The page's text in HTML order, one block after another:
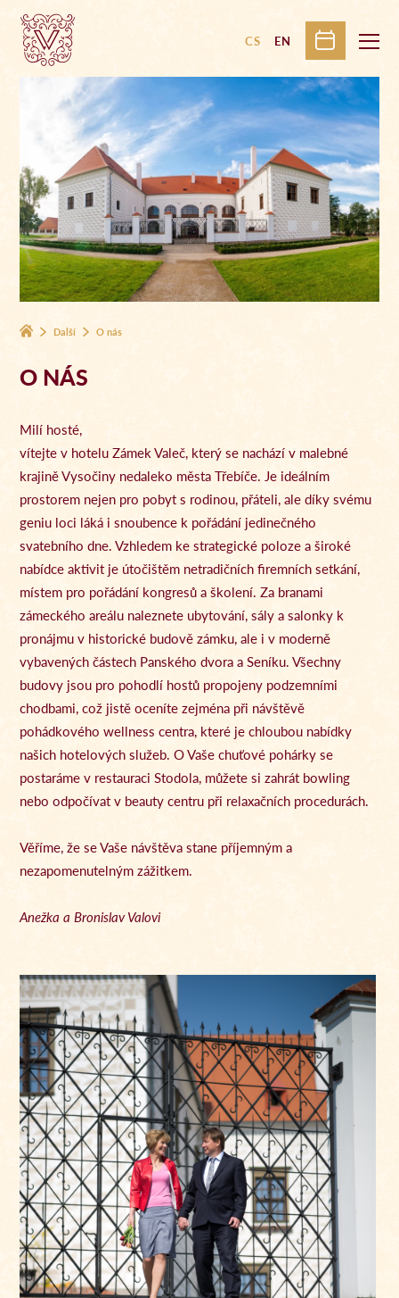
CS EN
Další O nás
O NÁS
Milí hosté,
vítejte v hotelu Zámek Valeč, který se nachází v malebné
krajině Vysočiny nedaleko města Třebíče. Je ideálním
prostorem nejen pro pobyt s rodinou, přáteli, ale díky svému
geniu loci láká i snoubence k pořádání jedinečného
svatebního dne. Vzhledem ke strategické poloze a široké
nabídce aktivit je útočištěm netradičních firemních setkání,
místem pro pořádání kongresů a školení. Za branami
zámeckého areálu naleznete ubytování, sály a salonky k
pronájmu v historické budově zámku, ale i v moderně
vybavených částech Panského dvora a Seníku. Všechny
budovy jsou pro pohodlí hostů propojeny podzemními
chodbami, což jistě oceníte zejména při návštěvě
pohádkového wellness centra, které je chloubou nabídky
našich hotelových služeb. O Vaše chuťové pohárky se
postaráme v restauraci Stodola, můžete si zahrát bowling
nebo odpočívat v beauty centru při relaxačních procedurách.
Věříme, že se Vaše návštěva stane příjemným a
nezapomenutelným zážitkem.
Anežka a Bronislav Valovi